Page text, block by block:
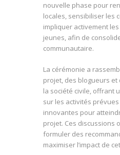
nouvelle phase pour
locales, sensibiliser les
impliquer activement
jeunes, afin de
communautaire.
La cérémonie a
projet, des blogueurs
la société civile, offrant
sur les activités
innovantes pour
projet. Ces discussions
formuler des
maximiser l’impact de